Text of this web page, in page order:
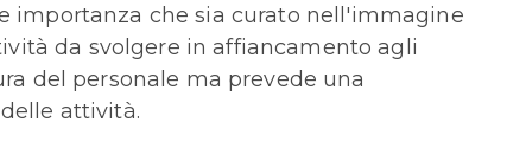
importanza che sia curato nell'immagine
da svolgere in affiancamento agli
del personale ma prevede una
attività.